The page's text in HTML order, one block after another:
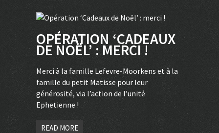
OPÉRATION ‘CADEAUX
DE NOËL’ : MERCI !
Merci à la famille Lefevre-Moorkens et à la
famille du petit Matisse pour leur
générosité, via l’action de l’unité
Ephetienne !
READ MORE